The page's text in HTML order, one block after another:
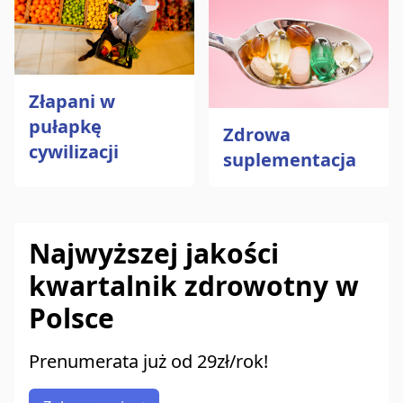
Złapani w
pułapkę
cywilizacji
Zdrowa
suplementacja
Najwyższej jakości
kwartalnik zdrowotny w
Polsce
Prenumerata już od 29zł/rok!